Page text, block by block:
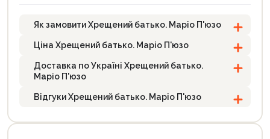
Як замовити Хрещений батько. Маріо П'юзо
Ціна Хрещений батько. Маріо П'юзо
Доставка по Україні Хрещений батько.
Маріо П'юзо
Відгуки Хрещений батько. Маріо П'юзо